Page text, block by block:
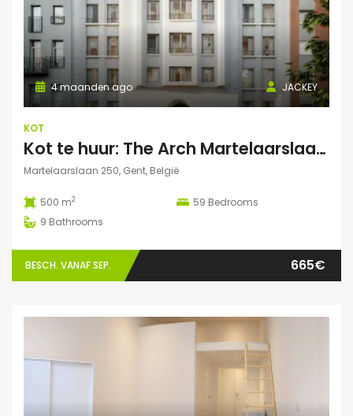
JACKEY
4 maanden ago
KOT
Kot te huur: The Arch Martelaarslaan 250
Martelaarslaan 250, Gent, België
500 m2 59 Bedrooms
9 Bathrooms
BESCH. VANAF SEP. 665€